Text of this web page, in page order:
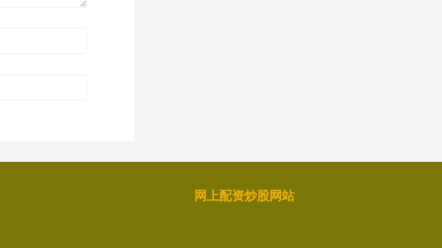
网上配资炒股网站